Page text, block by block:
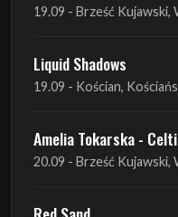
Amelia Tokarska -
20.09 - Brześć Kujawski,
Red Sand
Haken